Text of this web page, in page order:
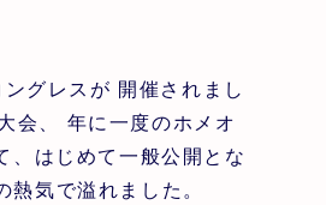
グレスが 開催されまし
会、 年に一度のホメオ
はじめて一般公開とな
気で溢れました。